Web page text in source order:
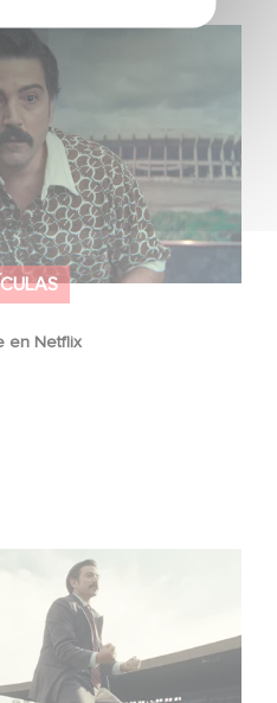
en Netflix
en Netflix
de la nueva producción de